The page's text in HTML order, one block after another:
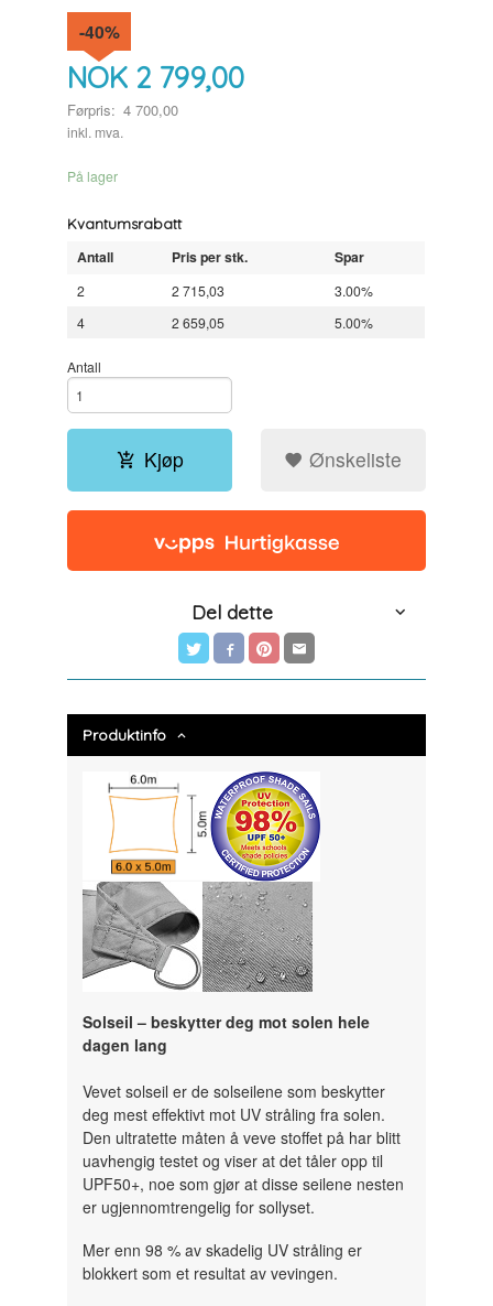
NOK 2 799,00
Førpris: 4 700,00
Rabatt
-40%
inkl. mva.
På lager
Kvantumsrabatt
Antall Pris per stk. Spar
2 2 715,03
3.00%
4
2 659,05 5.00%
Antall
Kjøp Ønskeliste
Del dette
Produktinfo
Solseil – beskytter deg mot solen hele
dagen lang
Vevet solseil er de solseilene som beskytter
deg mest effektivt mot UV stråling fra solen.
Den ultratette måten å veve stoffet på har blitt
uavhengig testet og viser at det tåler opp til
UPF50+, noe som gjør at disse seilene nesten
er ugjennomtrengelig for sollyset.
Mer enn 98 % av skadelig UV stråling er
blokkert som et resultat av vevingen.